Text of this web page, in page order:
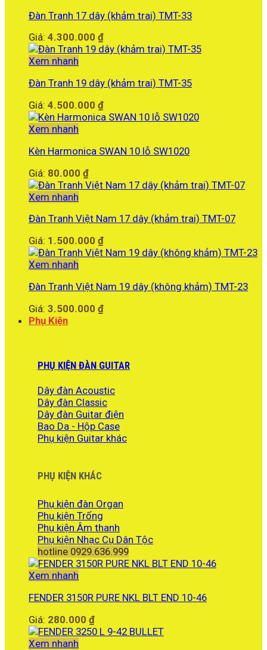
Đàn Tranh 17 dây (khảm trai) TMT-33
Giá: 4.300.000 ₫
Xem nhanh
Đàn Tranh 19 dây (khảm trai) TMT-35
Giá: 4.500.000 ₫
Xem nhanh
Kèn Harmonica SWAN 10 lỗ SW1020
Giá: 80.000 ₫
Xem nhanh
Đàn Tranh Việt Nam 17 dây (khảm trai) TMT-07
Giá: 1.500.000 ₫
Xem nhanh
Đàn Tranh Việt Nam 19 dây (không khảm) TMT-23
Giá: 3.500.000 ₫
Phụ Kiện
PHỤ KIỆN ĐÀN GUITAR
Dây đàn Acoustic
Dây đàn Classic
Dây đàn Guitar điện
Bao Da - Hộp Case
Phụ kiện Guitar khác
PHỤ KIỆN KHÁC
Phụ kiện đàn Organ
Phụ kiện Trống
Phụ kiện Âm thanh
Phụ kiện Nhạc Cụ Dân Tộc
hotline 0929.636.999
Xem nhanh
FENDER 3150R PURE NKL BLT END 10-46
Giá: 280.000 ₫
Xem nhanh